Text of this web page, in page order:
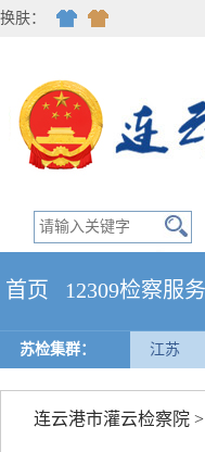
换肤：
首页 12309检察服务
苏检集群： 江苏
连云港市灌云检察院 >